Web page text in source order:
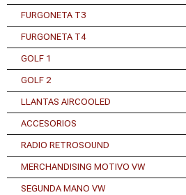
FURGONETA T3
FURGONETA T4
GOLF 1
GOLF 2
LLANTAS AIRCOOLED
ACCESORIOS
RADIO RETROSOUND
MERCHANDISING MOTIVO VW
SEGUNDA MANO VW